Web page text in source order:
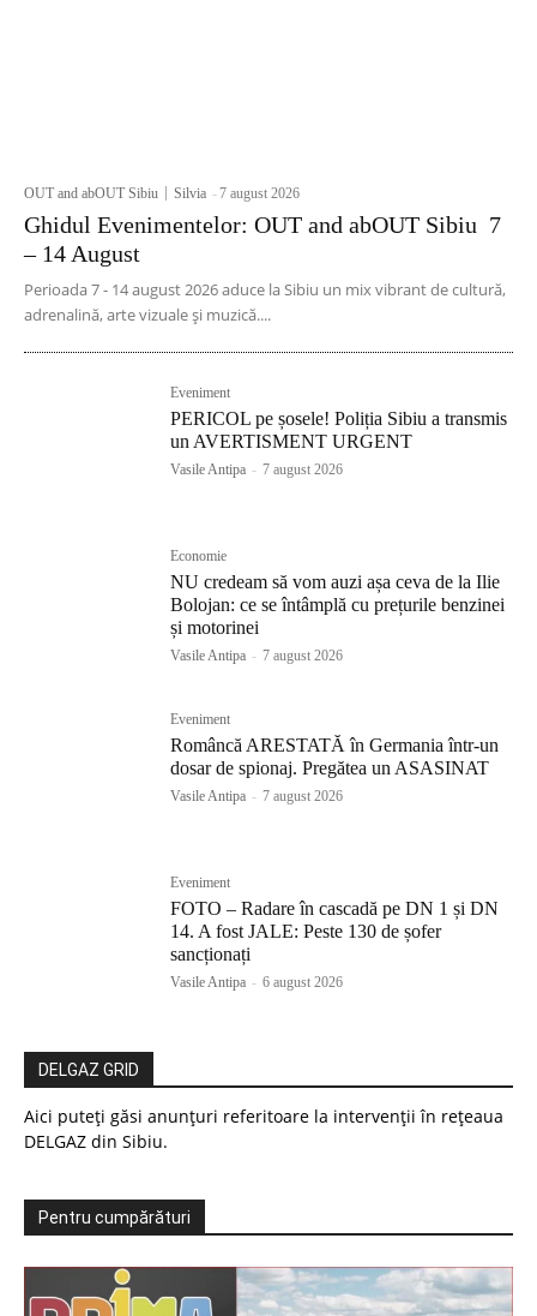
OUT and abOUT Sibiu Silvia -7 august 2026
Ghidul Evenimentelor: OUT and abOUT Sibiu 7
– 14 August
Perioada 7 - 14 august 2026 aduce la Sibiu un mix vibrant de cultură,
adrenalină, arte vizuale și muzică....
Eveniment
PERICOL pe șosele! Poliția Sibiu a transmis
un AVERTISMENT URGENT
Vasile Antipa - 7 august 2026
Economie
NU credeam să vom auzi așa ceva de la Ilie
Bolojan: ce se întâmplă cu prețurile benzinei
și motorinei
Vasile Antipa - 7 august 2026
Eveniment
Româncă ARESTATĂ în Germania într-un
dosar de spionaj. Pregătea un ASASINAT
Vasile Antipa - 7 august 2026
Eveniment
FOTO – Radare în cascadă pe DN 1 și DN
14. A fost JALE: Peste 130 de șofer
sancționați
Vasile Antipa - 6 august 2026
DELGAZ GRID
Aici puteți găsi anunțuri referitoare la intervenții în rețeaua
DELGAZ din Sibiu.
Pentru cumpărături